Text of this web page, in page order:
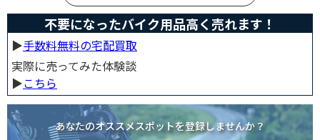
不要になったバイク用品高く売れます！
▶︎手数料無料の宅配買取
実際に売ってみた体験談
▶︎こちら
あなたのオススメスポットを登録しませんか？